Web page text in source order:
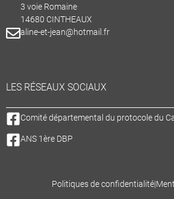
3 voie Romaine
14680 CINTHEAUX
aline-et-jean@hotmail.fr
LES RÉSEAUX SOCIAUX
Comité départemental du protocole du
ANS 1ère DBP
Politiques de confidentialité|